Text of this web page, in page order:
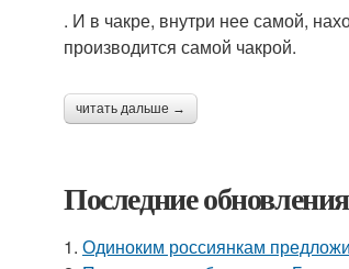
. И в чакре, внутри нее самой,
производится самой чакрой.
читать дальше →
Последние
1. Одиноким россиянкам